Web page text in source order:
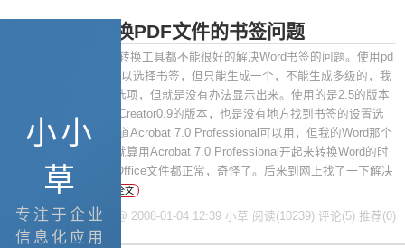
小小
草
专注于企业
信息化应用
解决Word转换PDF文件的书签问题
摘要： 我尝试了多种转换工具都不能很好的解决Word书签的问题。使用pd
fFactory Pro版本的可以选择书签，但只能生成一个，不能生成多级的，我
试了好几次，虽然有选项，但就是没有办法显示出来。使用的是2.5的版本
。 也试了开源的PDFCreator0.9的版本，也是没有地方找到书签的设置选
项，真是急人。 我知道Acrobat 7.0 Professional可以用，但我的Word那个
工具栏一直出不来，就算用Acrobat 7.0 Professional开起来转换Word的时
候也会报错，其它的Office文件都正常，奇怪了。后来到网上找了一下解决
办法。如下：
阅读全文
posted @ 2008-01-04 12:39 小草 阅读(10239) 评论(5) 推荐(0)